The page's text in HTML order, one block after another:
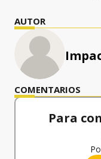
AUTOR
COMENTARIOS
Para